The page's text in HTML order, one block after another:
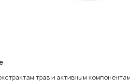
трав и активным